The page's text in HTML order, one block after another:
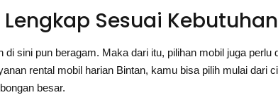
Sesuai
di sini pun beragam. Maka dari itu, pilihan mobil juga perlu
rental mobil harian Bintan, kamu bisa pilih mulai dari
besar.